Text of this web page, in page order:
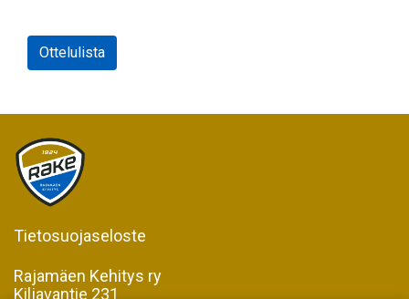
Ottelulista
Tietosuojaseloste
Rajamäen Kehitys ry
Kiljavantie 231